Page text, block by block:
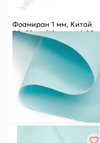
Фоамиран 1 мм, Китай
50*50 см (10 листов) SF-
3431, голубой №1065
ед.:
Артикул:
805-225
182 ₽
Оптовая
- +